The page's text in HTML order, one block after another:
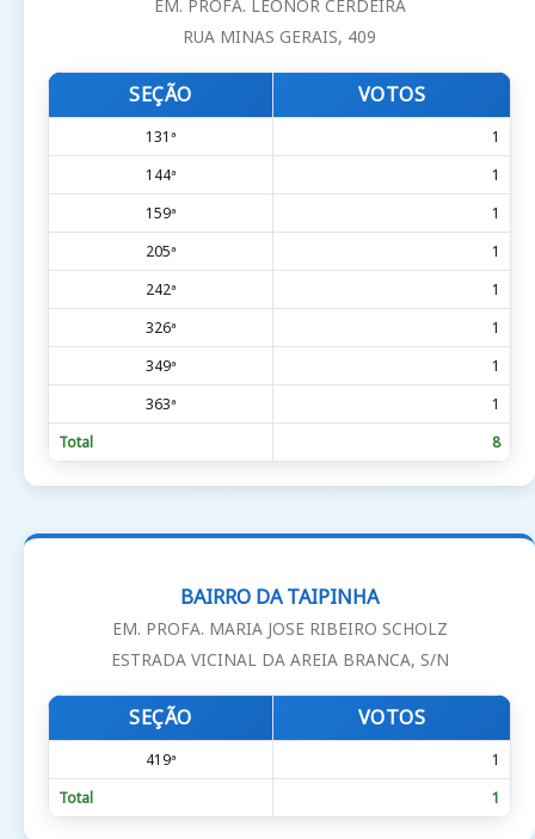
EM. PROFA. LEONOR CERDEIRA
RUA MINAS GERAIS, 409
SEÇÃO VOTOS
131ª
1
144ª
1
159ª
1
205ª
1
242ª
1
326ª
1
349ª
1
363ª
1
Total
8
BAIRRO DA TAIPINHA
EM. PROFA. MARIA JOSE RIBEIRO SCHOLZ
ESTRADA VICINAL DA AREIA BRANCA, S/N
SEÇÃO VOTOS
419ª
1
Total
1